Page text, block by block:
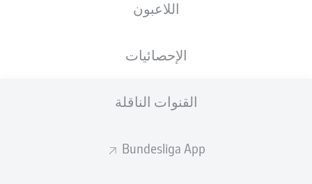
اللاعبون
الإحصائيات
القنوات الناقلة
Bundesliga App